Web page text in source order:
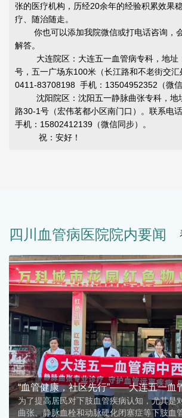
张的医疗机构，历经20余年的经验积累效果
疗、随治随走。
你也可以添加我院微信或打电话咨询，
解答。
大连院区：大连五一血管病专科，地址
号，五一广场东100米（长江路和不老街交汇
0411-83708198 手机：13504952352（微信
沈阳院区：沈阳五一静脉曲张专科，地
路30-1号（宏伟茗都小区南门口）。联系电
手机：15802412139（微信同步）。
祝：安好！
四川血管病医院院内要闻
“血管健康，社区先行”——大连五一血
城市花园红色物业共筑健康屏障
为了提高居民对下肢血管疾病认知，尤其是
曲张、静脉血栓和动脉硬化闭塞症等下肢血